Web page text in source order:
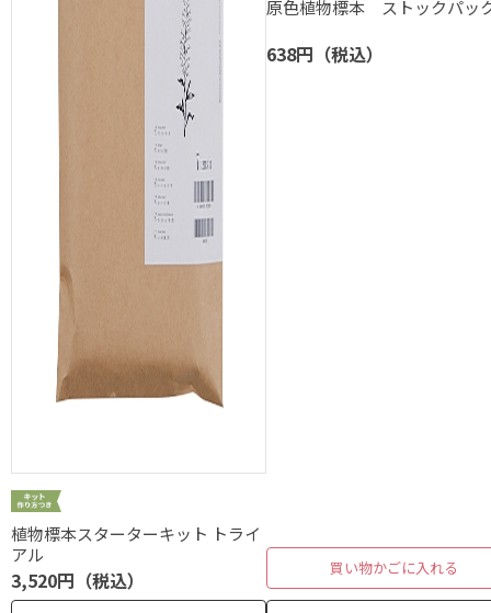
植物標本スターターキット トライ
アル
3,520円（税込）
原色植物標本 ストックパッ
638円（税込）
買い物かごに入れる